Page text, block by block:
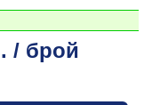
/ брой